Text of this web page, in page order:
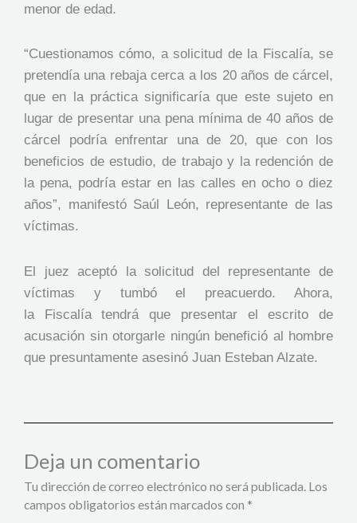
menor de edad.
“Cuestionamos cómo, a solicitud de la Fiscalía, se
pretendía una rebaja cerca a los 20 años de cárcel,
que en la práctica significaría que este sujeto en
lugar de presentar una pena mínima de 40 años de
cárcel podría enfrentar una de 20, que con los
beneficios de estudio, de trabajo y la redención de
la pena, podría estar en las calles en ocho o diez
años”, manifestó Saúl León, representante de las
víctimas.
El juez aceptó la solicitud del representante de
víctimas y tumbó el preacuerdo. Ahora,
la Fiscalía tendrá que presentar el escrito de
acusación sin otorgarle ningún benefició al hombre
que presuntamente asesinó Juan Esteban Alzate.
Deja un comentario
Tu dirección de correo electrónico no será publicada. Los
campos obligatorios están marcados con *